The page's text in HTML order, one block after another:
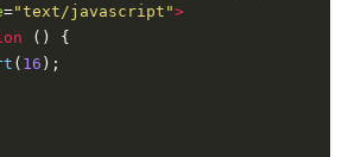
="text/javascript">
()
{
( 16 );